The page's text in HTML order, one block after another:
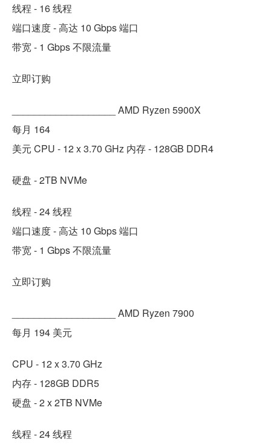
线程 - 16 线程
端口速度 - 高达 10 Gbps 端口
带宽 - 1 Gbps 不限流量
立即订购
___________________ AMD Ryzen 5900X
每月 164
美元 CPU - 12 x 3.70 GHz 内存 - 128GB DDR4
硬盘 - 2TB NVMe
线程 - 24 线程
端口速度 - 高达 10 Gbps 端口
带宽 - 1 Gbps 不限流量
立即订购
___________________ AMD Ryzen 7900
每月 194 美元
CPU - 12 x 3.70 GHz
内存 - 128GB DDR5
硬盘 - 2 x 2TB NVMe
线程 - 24 线程